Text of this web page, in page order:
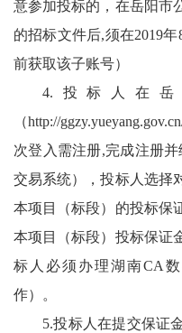
意参加投标的，在岳阳市
的招标文件后,须在2019年
前获取该子账号）
4.投标人在
（http://
次登入需注册,完成注册
交易系统），投标人选择
本项目（标段）的投标保
本项目（标段）投标保证
标人必须办理湖南CA
作）。
5.投标人在提交保证